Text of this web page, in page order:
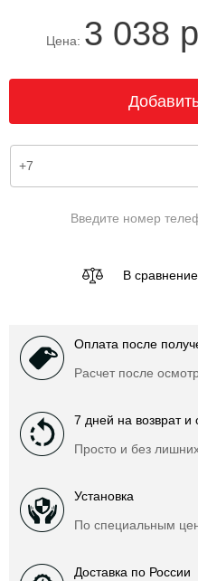
Цена: 3 038
Введите номер
В сравнение
Оплата после
Расчет после
7 дней на возврат и
Просто и без
Установка
По специальным
Доставка по России